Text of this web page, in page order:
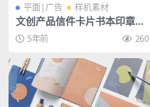
平面|广告 样机素材
文创产品信件卡片书本印章办
公用品psd样机
5年前 260